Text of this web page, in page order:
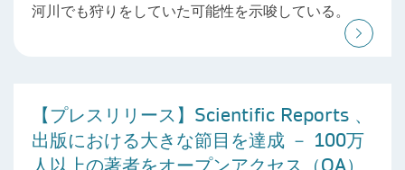
河川でも狩りをしていた可能性を示唆している。
【プレスリリース】Scientific Reports 、
出版における大きな節目を達成 － 100万
人以上の著者をオープンアクセス（OA）